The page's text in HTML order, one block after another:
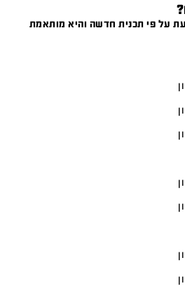
על פי תכנית חדשה והיא מותאמת